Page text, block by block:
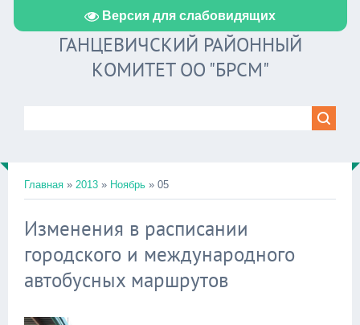
Версия для слабовидящих
ГАНЦЕВИЧСКИЙ РАЙОННЫЙ
КОМИТЕТ ОО "БРСМ"
Главная » 2013 » Ноябрь » 05
Изменения в расписании
городского и международного
автобусных маршрутов